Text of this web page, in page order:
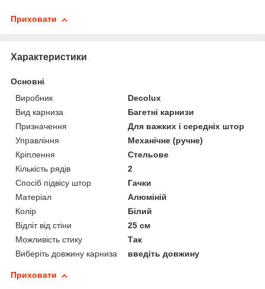
Приховати
Характеристики
Основні
Виробник
Decolux
Вид карниза
Багетні карнизи
Призначення
Для важких і середніх штор
Управління
Механічне (ручне)
Кріплення
Стельове
Кількість рядів
2
Спосіб підвісу штор
Гачки
Матеріал
Алюміній
Колір
Білий
Відліт від стіни
25 см
Можливість стику
Так
Виберіть довжину карниза
введіть довжину
Приховати